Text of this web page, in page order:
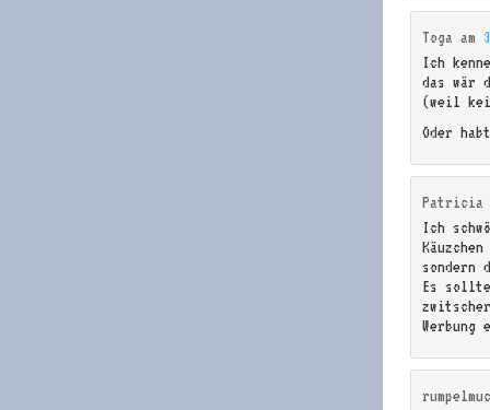
Toga am
Ich
das wär
(weil
Oder
Patricia
Ich
sondern
Es sollte
Werbung